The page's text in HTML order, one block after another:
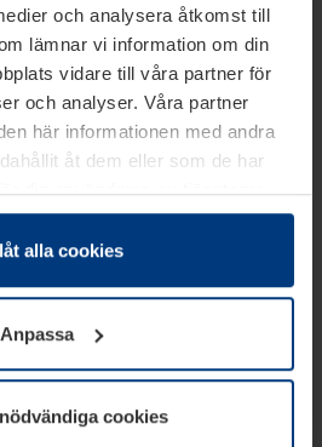
och analysera åtkomst till
lämnar vi information om din
vidare till våra partner för
och analyser. Våra partner
här informationen med andra
åt dem eller som de har
din användning av tjänsterna.
på din enhet, om de är
av den här webbplatsen.
som helst ändra eller återkalla i
underDataskyddsförklaring
alla cookies
Anpassa
cookies